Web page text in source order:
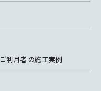
ご利用者の施工実例